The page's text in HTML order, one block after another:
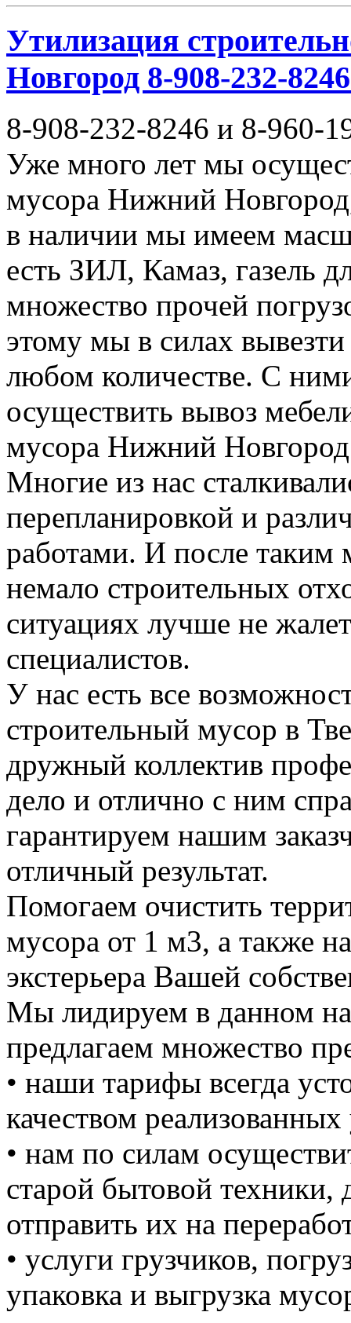
Утилизация
Новгород 8-908-232-
8-908-232-8246 и 8-960-
Уже много лет мы
мусора Нижний
в наличии мы имеем
есть ЗИЛ, Камаз, газель
множество прочей
этому мы в силах
любом количестве. С
осуществить вывоз
мусора Нижний
Многие из нас
перепланировкой и
работами. И после таким
немало строительных
ситуациях лучше не
специалистов.
У нас есть все
строительный мусор в
дружный коллектив
дело и отлично с ним
гарантируем нашим
отличный результат.
Помогаем очистить
мусора от 1 м3, а также
экстерьера Вашей
Мы лидируем в данном
предлагаем множество
• наши тарифы всегда
качеством реализованных
• нам по силам
старой бытовой техники,
отправить их на
• услуги грузчиков,
упаковка и выгрузка